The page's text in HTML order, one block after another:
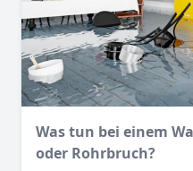
Was tun bei einem
oder Rohr­bruch?